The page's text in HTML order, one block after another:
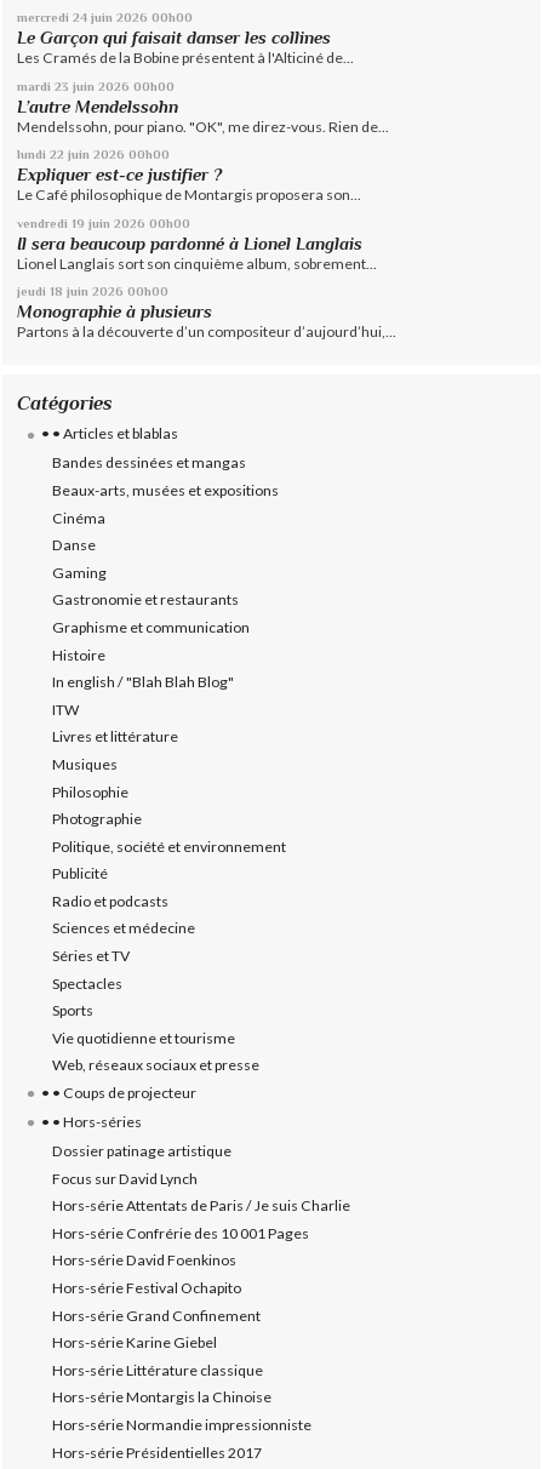
mercredi 24 juin 2026 00h00
Le Garçon qui faisait danser les collines
Les Cramés de la Bobine présentent à l'Alticiné de...
mardi 23 juin 2026 00h00
L’autre Mendelssohn
Mendelssohn, pour piano. "OK", me direz-vous. Rien de...
lundi 22 juin 2026 00h00
Expliquer est-ce justifier ?
Le Café philosophique de Montargis proposera son...
vendredi 19 juin 2026 00h00
Il sera beaucoup pardonné à Lionel Langlais
Lionel Langlais sort son cinquième album, sobrement...
jeudi 18 juin 2026 00h00
Monographie à plusieurs
Partons à la découverte d’un compositeur d’aujourd’hui,...
Catégories
• • Articles et blablas
Bandes dessinées et mangas
Beaux-arts, musées et expositions
Cinéma
Danse
Gaming
Gastronomie et restaurants
Graphisme et communication
Histoire
In english / "Blah Blah Blog"
ITW
Livres et littérature
Musiques
Philosophie
Photographie
Politique, société et environnement
Publicité
Radio et podcasts
Sciences et médecine
Séries et TV
Spectacles
Sports
Vie quotidienne et tourisme
Web, réseaux sociaux et presse
• • Coups de projecteur
• • Hors-séries
Dossier patinage artistique
Focus sur David Lynch
Hors-série Attentats de Paris / Je suis Charlie
Hors-série Confrérie des 10 001 Pages
Hors-série David Foenkinos
Hors-série Festival Ochapito
Hors-série Grand Confinement
Hors-série Karine Giebel
Hors-série Littérature classique
Hors-série Montargis la Chinoise
Hors-série Normandie impressionniste
Hors-série Présidentielles 2017